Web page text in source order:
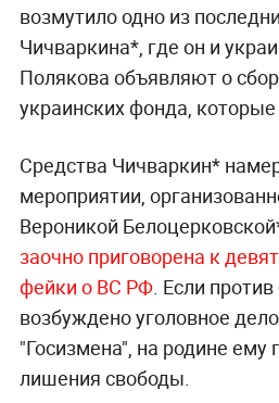
возмутило одно из
Чичваркина*, где он и
Полякова объявляют о
украинских фонда,
Средства Чичваркин*
мероприятии,
Вероникой
заочно приговорена к
фейки о ВС РФ. Если
возбуждено уголовное
"Госизмена", на родине ему
лишения свободы.